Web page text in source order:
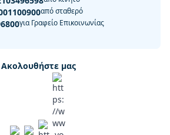
από σταθερό
για Γραφείο Επικοινωνίας
Ακολουθήστε μας